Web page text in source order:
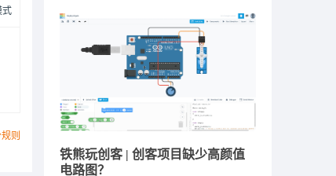
式
则
铁熊玩创客 | 创客项目缺少高颜值
电路图？